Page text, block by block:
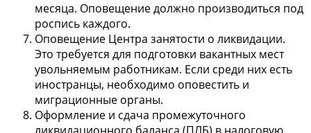
месяца. Оповещение должно производиться под
роспись каждого.
Оповещение Центра занятости о ликвидации.
Это требуется для подготовки вакантных мест
увольняемым работникам. Если среди них есть
иностранцы, необходимо оповестить и
миграционные органы.
Оформление и сдача промежуточного